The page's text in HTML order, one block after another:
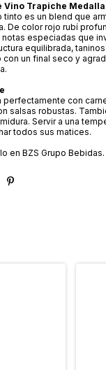
Vino Trapiche Medalla
tinto es un blend que
De color rojo rubí
especiadas que
equilibrada,
con un final seco y
perfectamente con
salsas robustas.
Servir a una
todos sus matices.
en BZS Grupo Bebidas.